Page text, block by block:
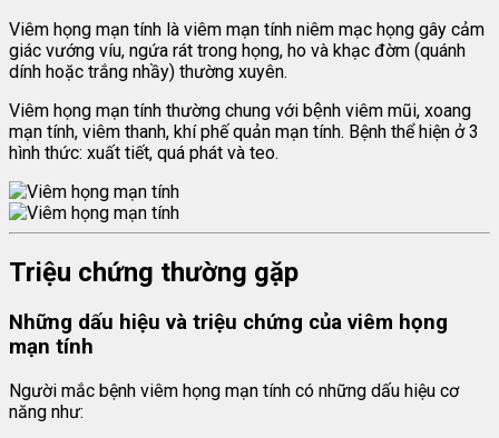
Viêm họng mạn tính là viêm mạn tính niêm mạc họng gây cảm
giác vướng víu, ngứa rát trong họng, ho và khạc đờm (quánh
dính hoặc trắng nhầy) thường xuyên.
Viêm họng mạn tính thường chung với bệnh viêm mũi, xoang
mạn tính, viêm thanh, khí phế quản mạn tính. Bệnh thể hiện ở 3
hình thức: xuất tiết, quá phát và teo.
Triệu chứng thường gặp
Những dấu hiệu và triệu chứng của viêm họng
mạn tính
Người mắc bệnh viêm họng mạn tính có những dấu hiệu cơ
năng như: